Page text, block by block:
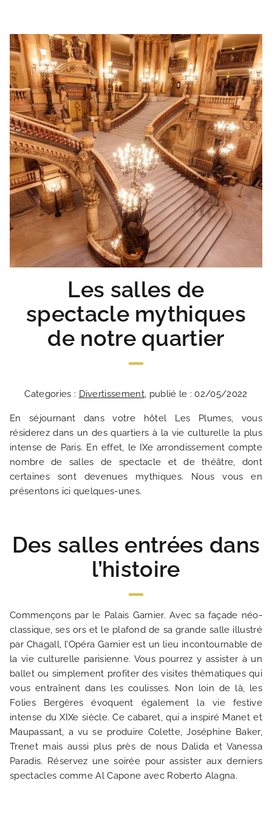
ACCUEIL
HOTEL ET SERVICES
NOS CHAMBRES
OFFRES EXCLUSIVES
Les salles de
spectacle mythiques
de notre quartier
Categories : Divertissement, publié le : 02/05/2022
En séjournant dans votre hôtel Les Plumes, vous
résiderez dans un des quartiers à la vie culturelle la plus
intense de Paris. En effet, le IXe arrondissement compte
nombre de salles de spectacle et de théâtre, dont
certaines sont devenues mythiques. Nous vous en
présentons ici quelques-unes.
Des salles entrées dans
l’histoire
Commençons par le Palais Garnier. Avec sa façade néo-
classique, ses ors et le plafond de sa grande salle illustré
par Chagall, l’Opéra Garnier est un lieu incontournable de
la vie culturelle parisienne. Vous pourrez y assister à un
ballet ou simplement profiter des visites thématiques qui
vous entraînent dans les coulisses. Non loin de là, les
Folies Bergères évoquent également la vie festive
intense du XIXe siècle. Ce cabaret, qui a inspiré Manet et
Maupassant, a vu se produire Colette, Joséphine Baker,
Trenet mais aussi plus près de nous Dalida et Vanessa
Paradis. Réservez une soirée pour assister aux derniers
spectacles comme Al Capone avec Roberto Alagna.